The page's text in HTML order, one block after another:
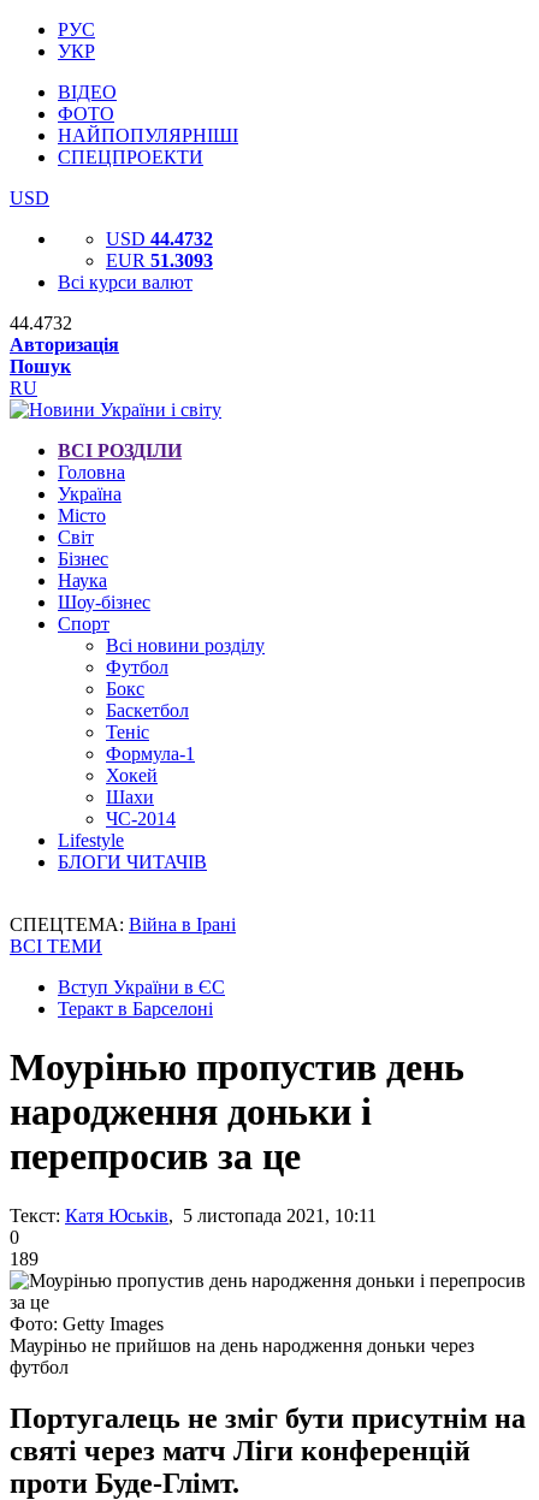
РУС
УКР
ВІДЕО
ФОТО
НАЙПОПУЛЯРНІШІ
СПЕЦПРОЕКТИ
USD
USD 44.4732
EUR 51.3093
Всі курси валют
44.4732
Авторизація
Пошук
RU
ВСІ РОЗДІЛИ
Головна
Україна
Місто
Світ
Бізнес
Наука
Шоу-бізнес
Спорт
Всі новини розділу
Футбол
Бокс
Баскетбол
Теніс
Формула-1
Хокей
Шахи
ЧС-2014
Lifestyle
БЛОГИ ЧИТАЧІВ
СПЕЦТЕМА: Війна в Ірані
ВСІ ТЕМИ
Вступ України в ЄС
Теракт в Барселоні
Моурінью пропустив день
народження доньки і
перепросив за це
Текст: Катя Юськів, 5 листопада 2021, 10:11
0
189
Фото: Getty Images
Мауріньо не прийшов на день народження доньки через
футбол
Португалець не зміг бути присутнім на
святі через матч Ліги конференцій
проти Буде-Глімт.